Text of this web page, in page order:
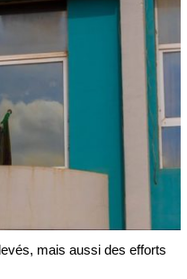
mais aussi des efforts